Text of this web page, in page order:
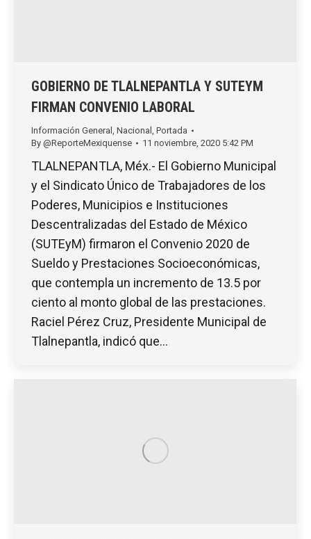
GOBIERNO DE TLALNEPANTLA Y SUTEYM
FIRMAN CONVENIO LABORAL
Información General Nacional Portada
By @ReporteMexiquense 11 noviembre, 2020 5:42 PM
TLALNEPANTLA, Méx.- El Gobierno Municipal
y el Sindicato Único de Trabajadores de los
Poderes, Municipios e Instituciones
Descentralizadas del Estado de México
(SUTEyM) firmaron el Convenio 2020 de
Sueldo y Prestaciones Socioeconómicas,
que contempla un incremento de 13.5 por
ciento al monto global de las prestaciones.
Raciel Pérez Cruz, Presidente Municipal de
Tlalnepantla, indicó que…